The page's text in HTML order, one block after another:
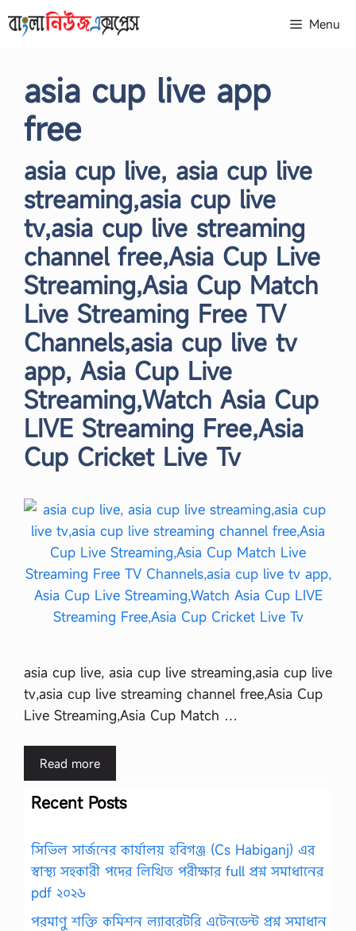
to
Menu
asia cup live app
free
asia cup live, asia cup live
streaming,asia cup live
tv,asia cup live streaming
channel free,Asia Cup Live
Streaming,Asia Cup Match
Live Streaming Free TV
Channels,asia cup live tv
app, Asia Cup Live
Streaming,Watch Asia Cup
LIVE Streaming Free,Asia
Cup Cricket Live Tv
asia cup live, asia cup live streaming,asia cup live
tv,asia cup live streaming channel free,Asia Cup
Live Streaming,Asia Cup Match …
Read more
Recent Posts
সিভিল সার্জনের কার্যালয় হবিগঞ্জ (Cs Habiganj) এর
স্বাস্থ্য সহকারী পদের লিখিত পরীক্ষার full প্রশ্ন সমাধানের
pdf ২০২৬
পরমাণু শক্তি কমিশন ল্যাবরেটরি এটেনডেন্ট প্রশ্ন সমাধান